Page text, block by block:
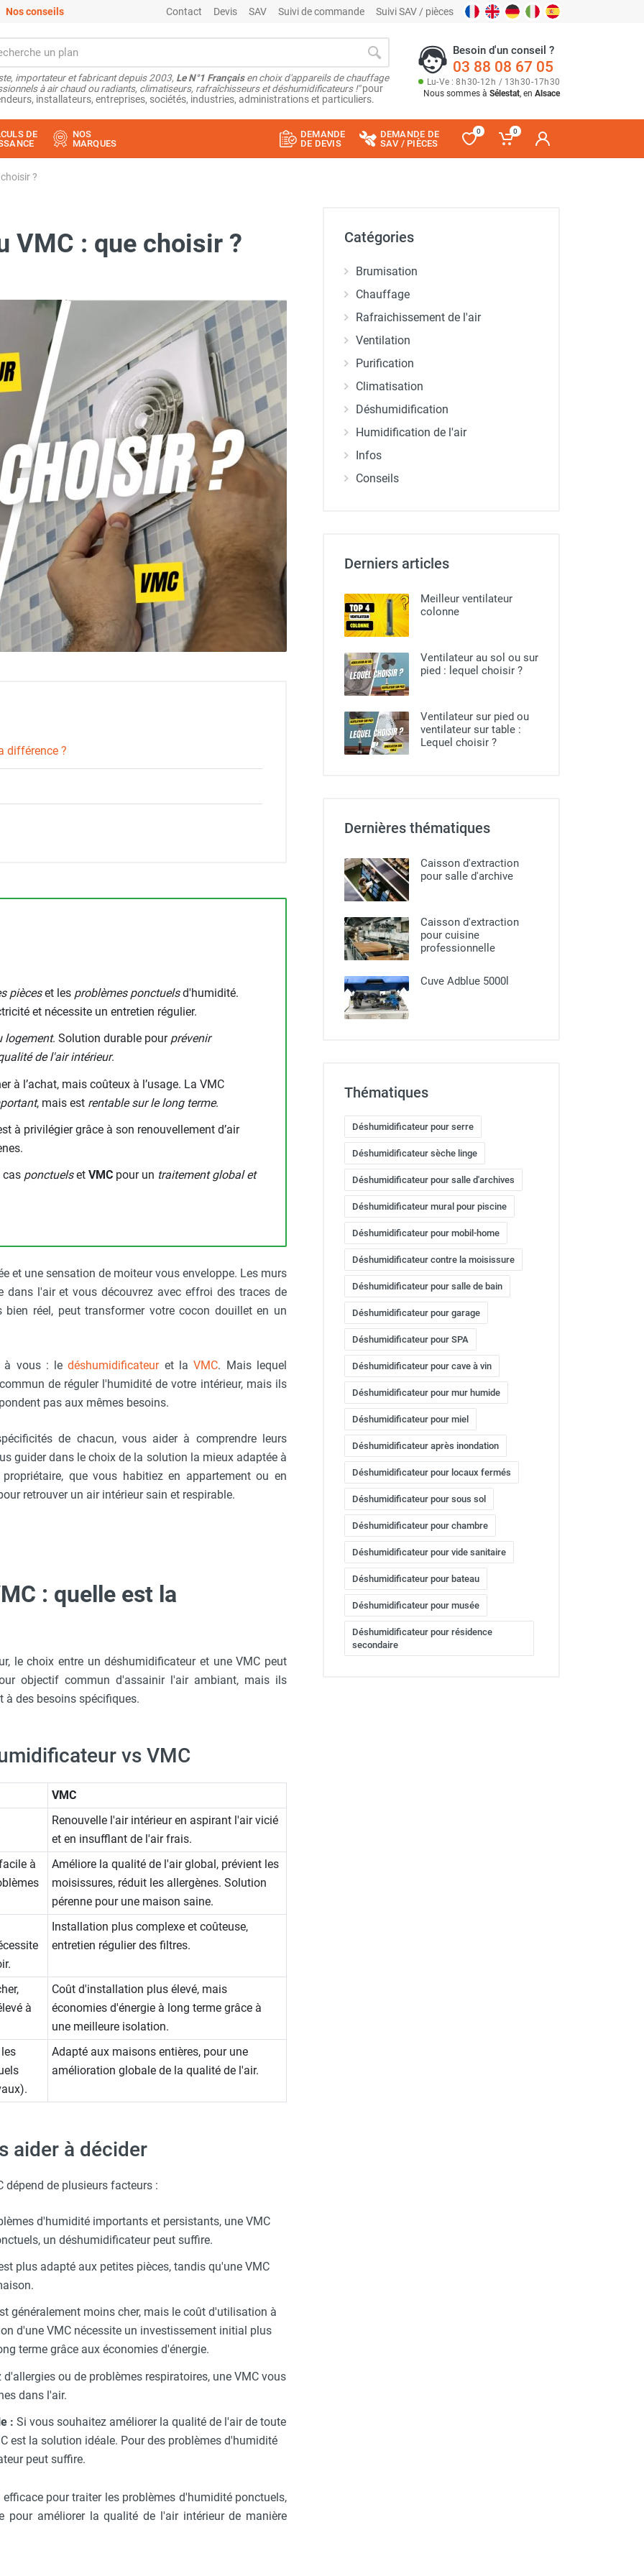
Nos conseils Contact Devis SAV Suivi de commande Suivi SAV / pièces
importateur et fabricant depuis 2003, Le N°1 Françaisen choix d'appareils de chauffage
à air chaud ou radiants, climatiseurs, rafraîchisseurs et déshumidificateurs !"pour
installateurs, entreprises, sociétés, industries, administrations et particuliers.
Besoin d'un conseil ?
03 88 08 67 05
Lu-Ve : 8h30-12h / 13h30-17h30
Nous sommes à Sélestat, en Alsace
DE
NOS
MARQUES
DEMANDE
DE DEVIS
DEMANDE DE
SAV / PIÈCES
0 0
?
VMC : que choisir ?
différence ?
pièceset les problèmes ponctuelsd'humidité.
et nécessite un entretien régulier.
logement. Solution durable pour prévenir
de l'air intérieur.
à l’achat, mais coûteux à l’usage. La VMC
, mais est rentable sur le long terme.
à privilégier grâce à son renouvellement d’air
cas ponctuelset VMC pour un traitement global et
et une sensation de moiteur vous enveloppe. Les murs
dans l'air et vous découvrez avec effroi des traces de
réel, peut transformer votre cocon douillet en un
à vous : ledéshumidificateuret laVMC. Mais lequel
de réguler l'humidité de votre intérieur, mais ils
pas aux mêmes besoins.
de chacun, vous aider à comprendre leurs
guider dans le choix de la solution la mieux adaptée à
que vous habitiez en appartement ou en
retrouver un air intérieur sain et respirable.
: quelle est la
le choix entre un déshumidificateur et une VMC peut
objectif commun d'assainir l'air ambiant, mais ils
des besoins spécifiques.
vs VMC
VMC
Renouvelle l'air intérieur en aspirant l'air vicié
et en insufflant de l'air frais.
à
Améliore la qualité de l'air global, prévient les
moisissures, réduit les allergènes. Solution
pérenne pour une maison saine.
Installation plus complexe et coûteuse,
entretien régulier des filtres.
à
Coût d'installation plus élevé, mais
économies d'énergie à long terme grâce à
une meilleure isolation.
Adapté aux maisons entières, pour une
amélioration globale de la qualité de l'air.
aider à décider
dépend de plusieurs facteurs :
d'humidité importants et persistants, une VMC
un déshumidificateur peut suffire.
plus adapté aux petites pièces, tandis qu'une VMC
généralement moins cher, mais le coût d'utilisation à
d'une VMC nécessite un investissement initial plus
terme grâce aux économies d'énergie.
ou de problèmes respiratoires, une VMC vous
dans l'air.
: Si vous souhaitez améliorer la qualité de l'air de toute
est la solution idéale. Pour des problèmes d'humidité
peut suffire.
pour traiter les problèmes d'humidité ponctuels,
améliorer la qualité de l'air intérieur de manière
Catégories
Brumisation
Chauffage
Rafraichissement de l'air
Ventilation
Purification
Climatisation
Déshumidification
Humidification de l'air
Infos
Conseils
Derniers articles
Meilleur ventilateur
colonne
Ventilateur au sol ou sur
pied​ : lequel choisir ?
Ventilateur sur pied ou
ventilateur sur table :
Lequel choisir ?
Dernières thématiques
Caisson d'extraction
pour salle d'archive
Caisson d'extraction
pour cuisine
professionnelle​
Cuve Adblue 5000l
Thématiques
Déshumidificateur pour serre
Déshumidificateur sèche linge
Déshumidificateur pour salle d'archives
Déshumidificateur mural pour piscine
Déshumidificateur pour mobil-home
Déshumidificateur contre la moisissure
Déshumidificateur pour salle de bain
Déshumidificateur pour garage
Déshumidificateur pour SPA
Déshumidificateur pour cave à vin
Déshumidificateur pour mur humide
Déshumidificateur pour miel
Déshumidificateur après inondation
Déshumidificateur pour locaux fermés
Déshumidificateur pour sous sol
Déshumidificateur pour chambre
Déshumidificateur pour vide sanitaire
Déshumidificateur pour bateau
Déshumidificateur pour musée
Déshumidificateur pour résidence
secondaire